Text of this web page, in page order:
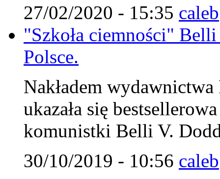
27/02/2020 - 15:35 caleb
"Szkoła ciemności"
Polsce.
Nakładem
ukazała się
komunistki Belli V.
30/10/2019 - 10:56 caleb